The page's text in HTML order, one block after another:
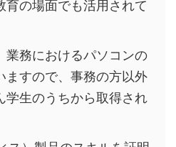
育の場面でも活用されて
業務におけるパソコンの
ますので、事務の方以外
学生のうちから取得され